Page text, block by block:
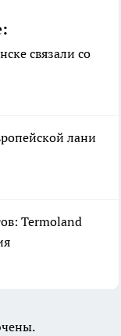
связали со
лани
Termoland